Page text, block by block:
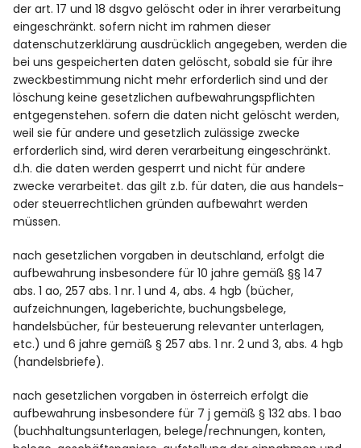
der art. 17 und 18 dsgvo gelöscht oder in ihrer verarbeitung
eingeschränkt. sofern nicht im rahmen dieser
datenschutzerklärung ausdrücklich angegeben, werden die
bei uns gespeicherten daten gelöscht, sobald sie für ihre
zweckbestimmung nicht mehr erforderlich sind und der
löschung keine gesetzlichen aufbewahrungspflichten
entgegenstehen. sofern die daten nicht gelöscht werden,
weil sie für andere und gesetzlich zulässige zwecke
erforderlich sind, wird deren verarbeitung eingeschränkt.
d.h. die daten werden gesperrt und nicht für andere
zwecke verarbeitet. das gilt z.b. für daten, die aus handels-
oder steuerrechtlichen gründen aufbewahrt werden
müssen.
nach gesetzlichen vorgaben in deutschland, erfolgt die
aufbewahrung insbesondere für 10 jahre gemäß §§ 147
abs. 1 ao, 257 abs. 1 nr. 1 und 4, abs. 4 hgb (bücher,
aufzeichnungen, lageberichte, buchungsbelege,
handelsbücher, für besteuerung relevanter unterlagen,
etc.) und 6 jahre gemäß § 257 abs. 1 nr. 2 und 3, abs. 4 hgb
(handelsbriefe).
nach gesetzlichen vorgaben in österreich erfolgt die
aufbewahrung insbesondere für 7 j gemäß § 132 abs. 1 bao
(buchhaltungsunterlagen, belege/rechnungen, konten,